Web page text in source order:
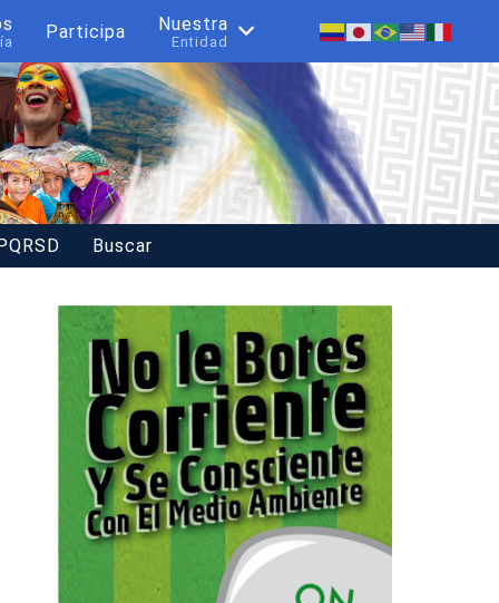
Participa Nuestra
Entidad
Buscar